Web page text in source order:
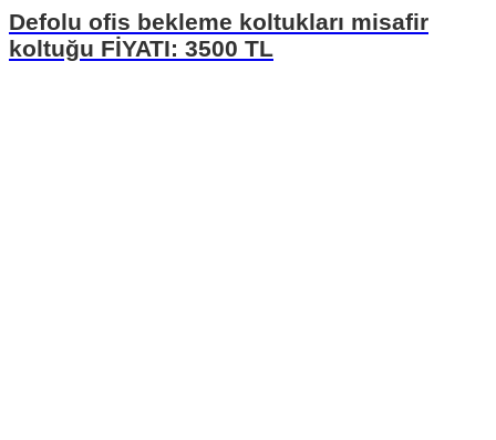
Defolu ofis bekleme koltukları misafir
koltuğu FİYATI: 3500 TL